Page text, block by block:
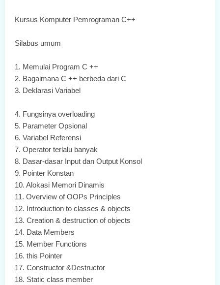
Kursus Komputer Pemrograman C++
Silabus umum
1. Memulai Program C ++
2. Bagaimana C ++ berbeda dari C
3. Deklarasi Variabel
4. Fungsinya overloading
5. Parameter Opsional
6. Variabel Referensi
7. Operator terlalu banyak
8. Dasar-dasar Input dan Output Konsol
9. Pointer Konstan
10. Alokasi Memori Dinamis
11. Overview of OOPs Principles
12. Introduction to classes & objects
13. Creation & destruction of objects
14. Data Members
15. Member Functions
16. this Pointer
17. Constructor &Destructor
18. Static class member